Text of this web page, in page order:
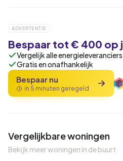
ADVERTENTIE
Bespaar tot € 400 op
Vergelijk alle energieleveranciers
Gratis en onafhankelijk
Bespaar nu
in 5 minuten geregeld
Vergelijkbare woningen
Bekijk meer woningen in de buurt
QUICKLANE™